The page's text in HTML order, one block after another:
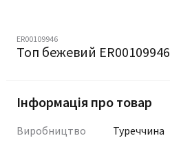
ER00109946
Топ бежевий ER00109946
Інформація про товар
Виробництво Туреччина